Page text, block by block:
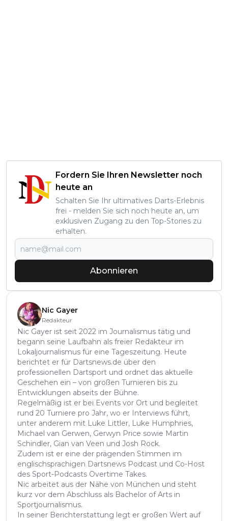
Fordern Sie Ihren Newsletter noch
heute an
Schalten Sie Ihr ultimatives Darts-Erlebnis
frei - melden Sie sich noch heute an, um
exklusiven Zugang zu den Top-Stories zu
erhalten.
Abonnieren
Nic Gayer
Redakteur
Nic Gayer ist seit 2022 im Journalismus tätig und
begann seine Laufbahn als freier Redakteur im
Lokaljournalismus für eine Tageszeitung. Heute
berichtet er für Dartsnews.de über den
professionellen Dartsport und ordnet das aktuelle
Geschehen ein – von großen Turnieren bis zu
Entwicklungen abseits der Bühne.
Regelmäßig ist er bei Events vor Ort und begleitet
rund 20 Turniere pro Jahr, wo er Interviews führt,
unter anderem mit Luke Littler, Luke Humphries,
Michael van Gerwen, Gerwyn Price sowie Martin
Schindler, Gian van Veen und Josh Rock.
Zudem ist er eine der prägenden Stimmen im
englischsprachigen Dartsnews Podcast und Co-Host
des Sport-Podcasts Overtime Takes.
Nic arbeitet aus der Nähe von München und steht
kurz vor dem Abschluss als Bachelor of Arts in
Sportjournalismus.
In seiner Berichterstattung legt er großen Wert auf